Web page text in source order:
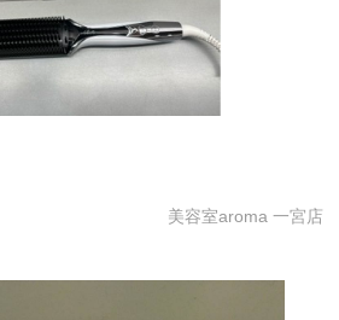
美容室aroma 一宮店